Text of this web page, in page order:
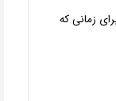
زمانی که